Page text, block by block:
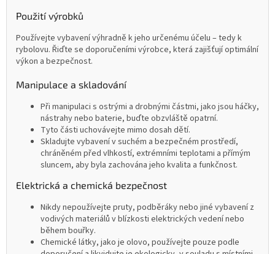
Použití výrobků
Používejte vybavení výhradně k jeho určenému účelu – tedy k
rybolovu. Řiďte se doporučeními výrobce, která zajišťují optimální
výkon a bezpečnost.
Manipulace a skladování
Při manipulaci s ostrými a drobnými částmi, jako jsou háčky,
nástrahy nebo baterie, buďte obzvláště opatrní.
Tyto části uchovávejte mimo dosah dětí.
Skladujte vybavení v suchém a bezpečném prostředí,
chráněném před vlhkostí, extrémními teplotami a přímým
sluncem, aby byla zachována jeho kvalita a funkčnost.
Elektrická a chemická bezpečnost
Nikdy nepoužívejte pruty, podběráky nebo jiné vybavení z
vodivých materiálů v blízkosti elektrických vedení nebo
během bouřky.
Chemické látky, jako je olovo, používejte pouze podle